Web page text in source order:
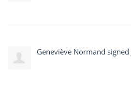
Geneviève Normand signed